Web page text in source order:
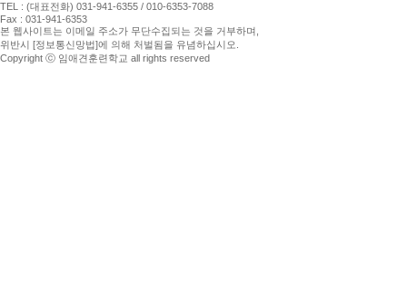
TEL : (대표전화) 031-941-6355 / 010-6353-7088
Fax : 031-941-6353
본 웹사이트는 이메일 주소가 무단수집되는 것을 거부하며,
위반시 [정보통신망법]에 의해 처벌됨을 유념하십시오.
Copyright ⓒ 임애견훈련학교 all rights reserved